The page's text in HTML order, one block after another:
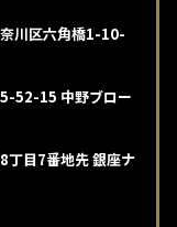
川区六角橋1-10-
52-15 中野ブロー
丁目7番地先 銀座ナ